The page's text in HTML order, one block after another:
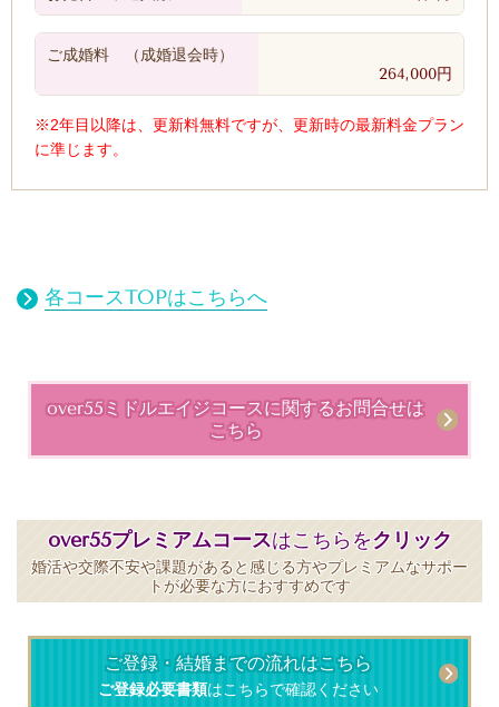
ご成婚料 （成婚退会時）
264,000円
※2年目以降は、更新料無料ですが、更新時の最新料金プラン
に準じます。
各コースTOPはこちらへ
over55ミドルエイジコースに関するお問合せは
こちら
over55プレミアムコースはこちらをクリック
婚活や交際不安や課題があると感じる方やプレミアムなサポー
トが必要な方におすすめです
ご登録・結婚までの流れはこちら
ご登録必要書類はこちらで確認ください